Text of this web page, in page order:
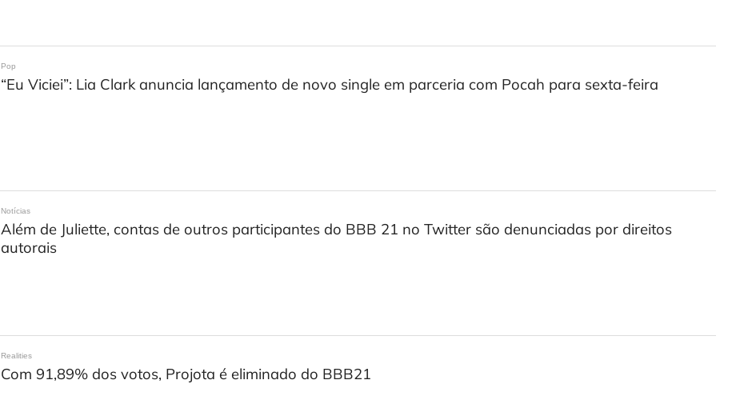
Pop
“Eu Viciei”: Lia Clark anuncia lançamento de novo single em parceria com Pocah para sexta-feira
Notícias
Além de Juliette, contas de outros participantes do BBB 21 no Twitter são denunciadas por direitos
autorais
Realities
Com 91,89% dos votos, Projota é eliminado do BBB21